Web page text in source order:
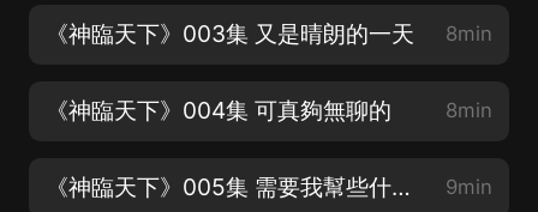
《神臨天下》003集 又是晴朗的一天 8min
《神臨天下》004集 可真夠無聊的 8min
《神臨天下》005集 需要我幫些什麼嗎 9min